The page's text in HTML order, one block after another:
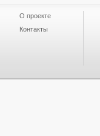
О проекте
Контакты